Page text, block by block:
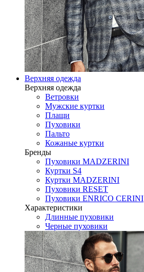
Верхняя одежда
Верхняя одежда
Ветровки
Мужские куртки
Плащи
Пуховики
Пальто
Кожаные куртки
Бренды
Пуховики MADZERINI
Куртки S4
Куртки MADZERINI
Пуховики RESET
Пуховики ENRICO CERINI
Характеристики
Длинные пуховики
Черные пуховики